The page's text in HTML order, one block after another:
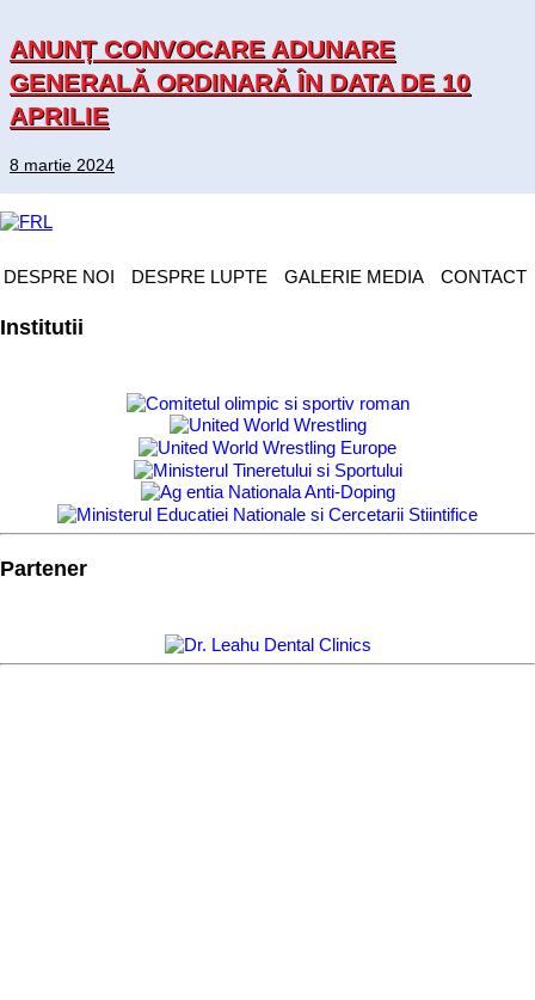
ANUNȚ CONVOCARE ADUNARE
GENERALĂ ORDINARĂ ÎN DATA DE 10
APRILIE
8 martie 2024
DESPRE NOI DESPRE LUPTE GALERIE MEDIA CONTACT
Institutii
Partener